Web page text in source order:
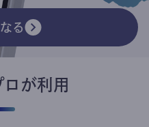
る
が利用